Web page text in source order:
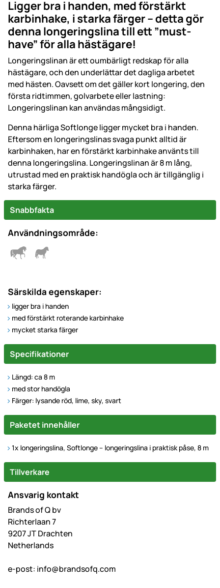
Ligger bra i handen, med förstärkt
karbinhake, i starka färger – detta gör
denna longeringslina till ett ”must-
have” för alla hästägare!
Longeringslinan är ett oumbärligt redskap för alla
hästägare, och den underlättar det dagliga arbetet
med hästen. Oavsett om det gäller kort longering, den
första ridtimmen, golvarbete eller lastning:
Longeringslinan kan användas mångsidigt.
Denna härliga Softlonge ligger mycket bra i handen.
Eftersom en longeringslinas svaga punkt alltid är
karbinhaken, har en förstärkt karbinhake använts till
denna longeringslina. Longeringslinan är 8 m lång,
utrustad med en praktisk handögla och är tillgänglig i
starka färger.
Snabbfakta
Användningsområde:
Särskilda egenskaper:
ligger bra i handen
med förstärkt roterande karbinhake
mycket starka färger
Specifikationer
Längd: ca 8 m
med stor handögla
Färger: lysande röd, lime, sky, svart
Paketet innehåller
1x longeringslina, Softlonge – longeringslina i praktisk påse, 8 m
Tillverkare
Ansvarig kontakt
Brands of Q bv
Richterlaan 7
9207 JT Drachten
Netherlands
e-post: info@brandsofq.com